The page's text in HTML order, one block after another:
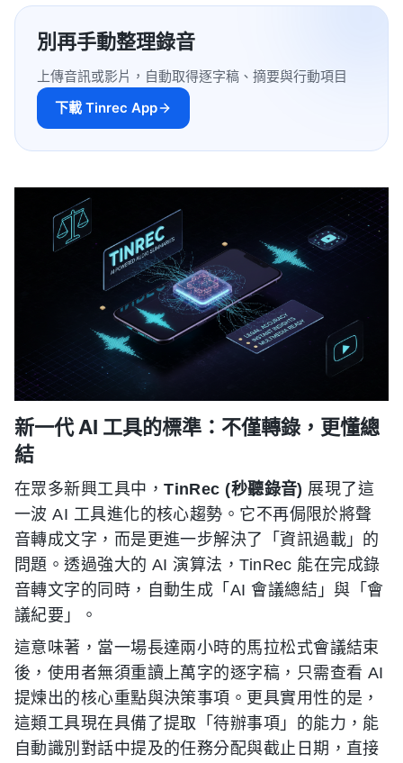
別再手動整理錄音
上傳音訊或影片，自動取得逐字稿、摘要與行動項目
下載 Tinrec App
新一代 AI 工具的標準：不僅轉錄，更懂總
結
在眾多新興工具中，TinRec (秒聽錄音) 展現了這
一波 AI 工具進化的核心趨勢。它不再侷限於將聲
音轉成文字，而是更進一步解決了「資訊過載」的
問題。透過強大的 AI 演算法，TinRec 能在完成錄
音轉文字的同時，自動生成「AI 會議總結」與「會
議紀要」。
這意味著，當一場長達兩小時的馬拉松式會議結束
後，使用者無須重讀上萬字的逐字稿，只需查看 AI
提煉出的核心重點與決策事項。更具實用性的是，
這類工具現在具備了提取「待辦事項」的能力，能
自動識別對話中提及的任務分配與截止日期，直接